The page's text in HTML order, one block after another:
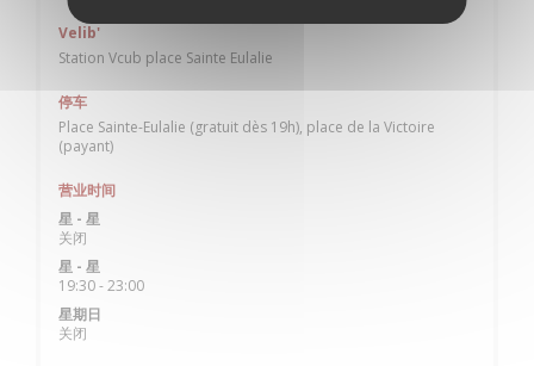
Velib'
Station Vcub place Sainte Eulalie
停车
Place Sainte-Eulalie (gratuit dès 19h), place de la Victoire
(payant)
营业时间
星 - 星
关闭
星 - 星
19:30 - 23:00
星期日
关闭